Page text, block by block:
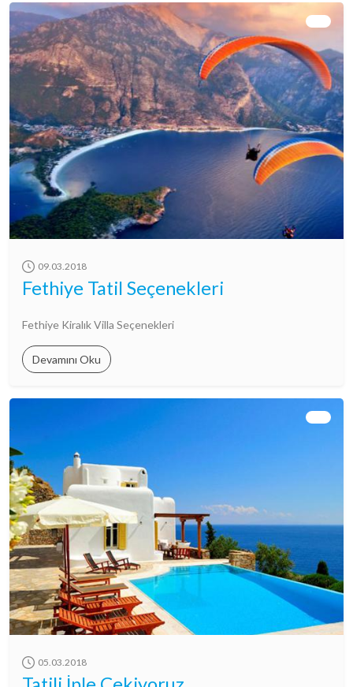
09.03.2018
Fethiye Tatil Seçenekleri
Fethiye Kiralık Villa Seçenekleri
Devamını Oku
05.03.2018